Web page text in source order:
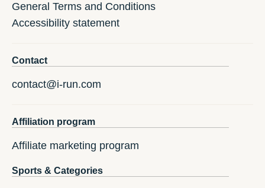
General Terms and Conditions
Accessibility statement
Contact
contact@i-run.com
Affiliation program
Affiliate marketing program
Sports & Categories